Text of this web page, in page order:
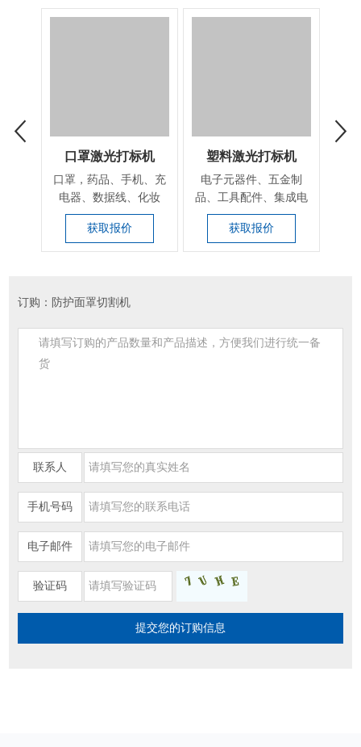
口罩激光打标机
口罩，药品、手机、充
电器、数据线、化妆
品、高分子材料的包装
瓶...
获取报价
塑料激光打标机
电子元器件、五金制
品、工具配件、集成电
路（IC)、电工电器、
手...
获取报价
订购：防护面罩切割机
联系人
手机号码
电子邮件
验证码